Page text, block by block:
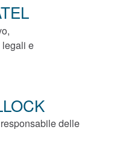
Bearings
efficienza energetica
Bearings
legali e
delle